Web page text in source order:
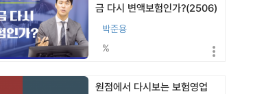
금 다시 변액보험인가?(2506)
박준용
%
원점에서 다시보는 보험영업